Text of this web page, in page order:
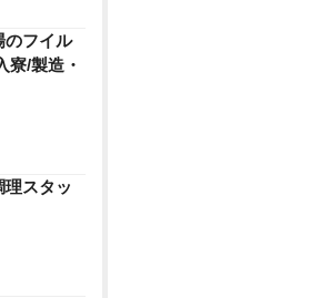
のフイル
寮/製造・
スタッ